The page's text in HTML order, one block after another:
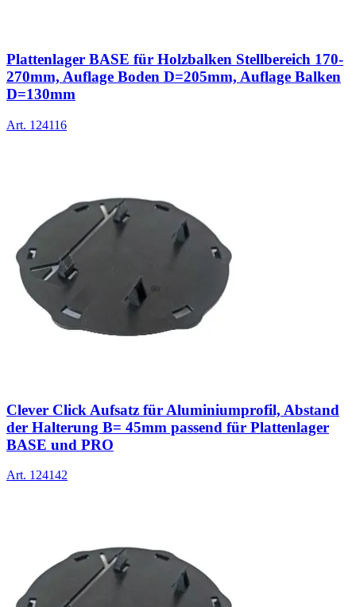
Plattenlager BASE für Holzbalken Stellbereich 170-
270mm, Auflage Boden D=205mm, Auflage Balken
D=130mm
Art. 124116
Clever Click Aufsatz für Aluminiumprofil, Abstand
der Halterung B= 45mm passend für Plattenlager
BASE und PRO
Art. 124142